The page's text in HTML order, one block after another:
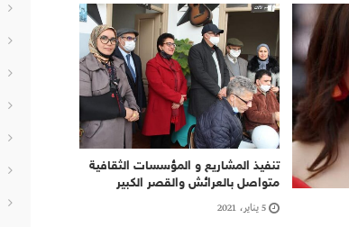
تنفيذ المشاريع و المؤسسات الثقافية
متواصل بالعرائش والقصر الكبير
5 يناير، 2021